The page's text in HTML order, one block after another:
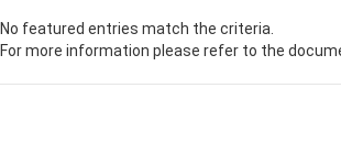
No featured entries match the criteria.
For more information please refer to the